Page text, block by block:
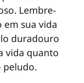
Lembre-
em sua vida
duradouro
vida quanto
peludo.